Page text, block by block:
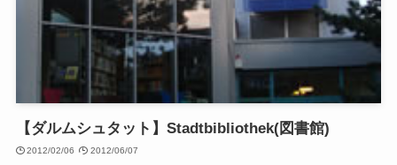
【ダルムシュタット】Stadtbibliothek(図書館)
2012/02/06 2012/06/07